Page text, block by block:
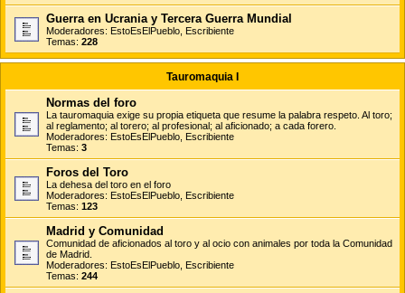
Guerra en Ucrania y Tercera Guerra Mundial
Moderadores: EstoEsElPueblo Escribiente
Temas: 228
Tauromaquia I
Normas del foro
La tauromaquia exige su propia etiqueta que resume la palabra respeto. Al toro;
al reglamento; al torero; al profesional; al aficionado; a cada forero.
Moderadores: EstoEsElPueblo Escribiente
Temas: 3
Foros del Toro
La dehesa del toro en el foro
Moderadores: EstoEsElPueblo Escribiente
Temas: 123
Madrid y Comunidad
Comunidad de aficionados al toro y al ocio con animales por toda la Comunidad
de Madrid.
Moderadores: EstoEsElPueblo Escribiente
Temas: 244